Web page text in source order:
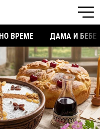
ВРЕМЕ ДАМА И БЕБЕ